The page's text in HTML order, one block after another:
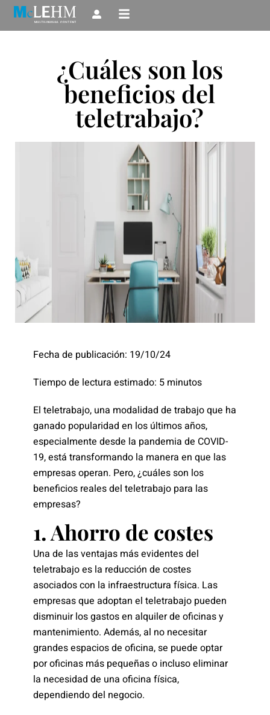
¿Cuáles son los
beneficios del
teletrabajo?
Fecha de publicación: 19/10/24
Tiempo de lectura estimado: 5 minutos
El teletrabajo, una modalidad de trabajo que ha
ganado popularidad en los últimos años,
especialmente desde la pandemia de COVID-
19, está transformando la manera en que las
empresas operan. Pero, ¿cuáles son los
beneficios reales del teletrabajo para las
empresas?
1. Ahorro de costes
Una de las ventajas más evidentes del
teletrabajo es la reducción de costes
asociados con la infraestructura física. Las
empresas que adoptan el teletrabajo pueden
disminuir los gastos en alquiler de oficinas y
mantenimiento. Además, al no necesitar
grandes espacios de oficina, se puede optar
por oficinas más pequeñas o incluso eliminar
la necesidad de una oficina física,
dependiendo del negocio.